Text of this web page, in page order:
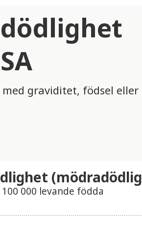
graviditet, födsel
000 levande födda